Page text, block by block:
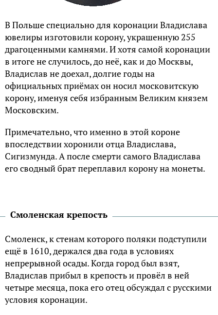
В Польше специально для коронации Владислава
ювелиры изготовили корону, украшенную 255
драгоценными камнями. И хотя самой коронации
в итоге не случилось, до неё, как и до Москвы,
Владислав не доехал, долгие годы на
официальных приёмах он носил московитскую
корону, именуя себя избранным Великим князем
Московским.
Примечательно, что именно в этой короне
впоследствии хоронили отца Владислава,
Сигизмунда. А после смерти самого Владислава
его сводный брат переплавил корону на монеты.
Смоленская крепость
Смоленск, к стенам которого поляки подступили
ещё в 1610, держался два года в условиях
непрерывной осады. Когда город был взят,
Владислав прибыл в крепость и провёл в ней
четыре месяца, пока его отец обсуждал с русскими
условия коронации.